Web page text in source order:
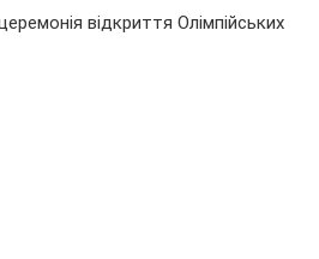
відкриття Олімпійських